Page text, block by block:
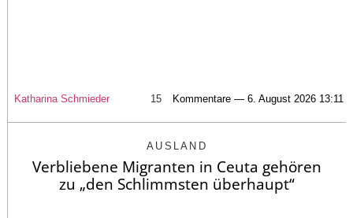
Katharina Schmieder 15 Kommentare — 6. August 2026 13:11
AUSLAND
Verbliebene Migranten in Ceuta gehören
zu „den Schlimmsten überhaupt“